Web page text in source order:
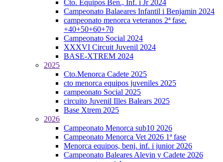
Cto. Equipos Ben., Inf. i Jr 2024
Campeonato Balaeares Infantil i Benjamin 2024
campeonato menorca veteranos 2ª fase.
+40+50+60+70
Campeonato Social 2024
XXXVI Circuit Juvenil 2024
BASE-XTREM 2024
2025
Cto.Menorca Cadete 2025
cto menorca equipos juveniles 2025
campeonato Social 2025
circuito Juvenil Illes Balears 2025
Base Xtrem 2025
2026
Campeonato Menorca sub10 2026
Campeonato Menorca Vet 2026 1ª fase
Menorca equipos, benj. inf. i junior 2026
Campeonato Baleares Alevin y Cadete 2026